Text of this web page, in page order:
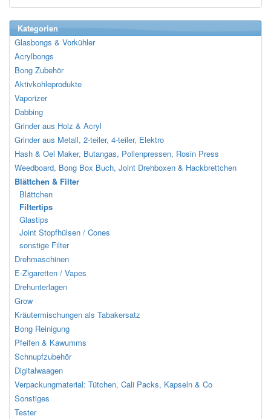
Kategorien
Glasbongs & Vorkühler
Acrylbongs
Bong Zubehör
Aktivkohleprodukte
Vaporizer
Dabbing
Grinder aus Holz & Acryl
Grinder aus Metall, 2-teiler, 4-teiler, Elektro
Hash & Oel Maker, Butangas, Pollenpressen, Rosin Press
Weedboard, Bong Box Buch, Joint Drehboxen & Hackbrettchen
Blättchen & Filter
Blättchen
Filtertips
Glastips
Joint Stopfhülsen / Cones
sonstige Filter
Drehmaschinen
E-Zigaretten / Vapes
Drehunterlagen
Grow
Kräutermischungen als Tabakersatz
Bong Reinigung
Pfeifen & Kawumms
Schnupfzubehör
Digitalwaagen
Verpackungmaterial: Tütchen, Cali Packs, Kapseln & Co
Sonstiges
Tester